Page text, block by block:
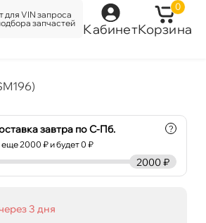
для VIN запроса
запчастей
Кабинет
0
Корзина
завтра по С-Пб.
еще2000 ₽ и будет 0 ₽
?
2000 ₽
3 дня
₽180 ₽